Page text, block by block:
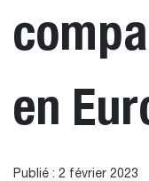
en
Publié : 2 février 2023